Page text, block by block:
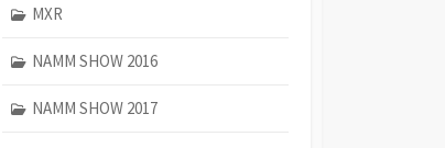
MXR
NAMM SHOW 2016
NAMM SHOW 2017